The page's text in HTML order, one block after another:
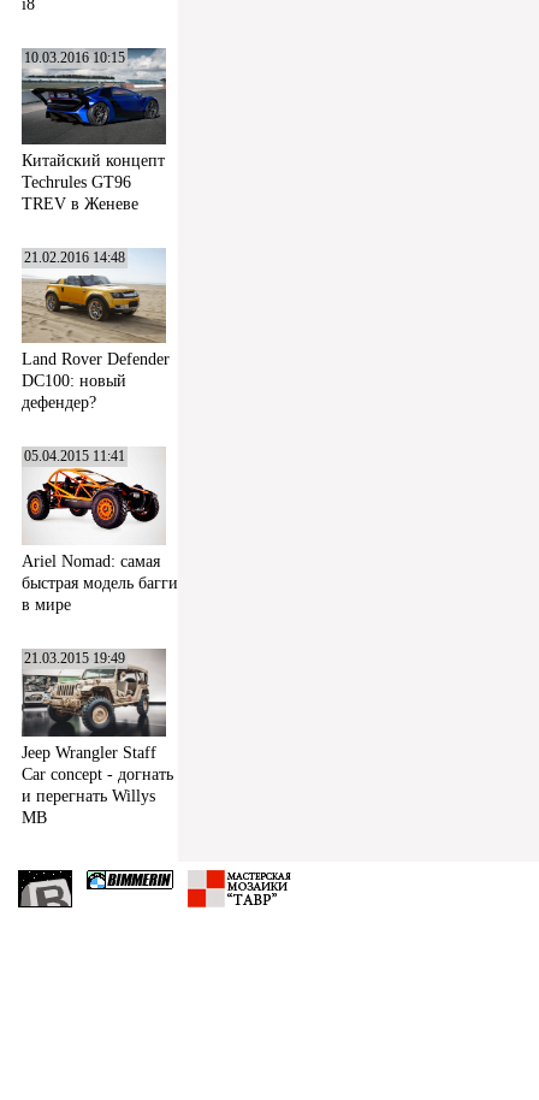
i8
10.03.2016 10:15
Китайский концепт
Techrules GT96
TREV в Женеве
21.02.2016 14:48
Land Rover Defender
DC100: новый
дефендер?
05.04.2015 11:41
Ariel Nomad: самая
быстрая модель багги
в мире
21.03.2015 19:49
Jeep Wrangler Staff
Car concept - догнать
и перегнать Willys
MB